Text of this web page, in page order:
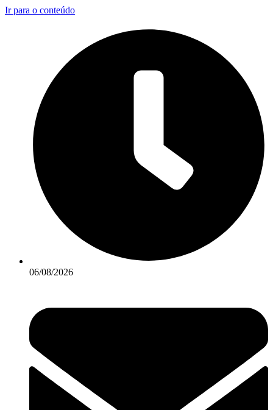
Ir para o conteúdo
06/08/2026